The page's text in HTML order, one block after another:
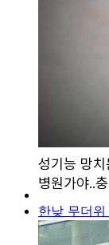
한낮 무더